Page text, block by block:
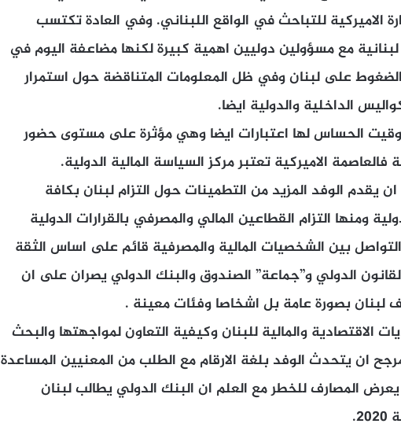
الاميركية للتباحث في الواقع اللبناني. وفي العادة تكتسب
مع مسؤولين دوليين اهمية كبيرة لكنها مضاعفة اليوم في
على لبنان وفي ظل المعلومات المتناقضة حول استمرار
الداخلية والدولية ايضا.
الحساس لها اعتبارات ايضا وهي مؤثرة على مستوى حضور
الاميركية تعتبر مركز السياسة المالية الدولية.
الوفد المزيد من التطمينات حول التزام لبنان بكافة
ومنها التزام القطاعين المالي والمصرفي بالقرارات الدولية
بين الشخصيات المالية والمصرفية قائم على اساس الثقة
الدولي و”جماعة” الصندوق والبنك الدولي يصران على ان
لبنان بصورة عامة بل اشخاصا وفئات معينة .
الاقتصادية والمالية للبنان وكيفية التعاون لمواجهتها والبحث
ان يتحدث الوفد بلغة الارقام مع الطلب من المعنيين المساعدة
يعرض المصارف للخطر مع العلم ان البنك الدولي يطالب لبنان